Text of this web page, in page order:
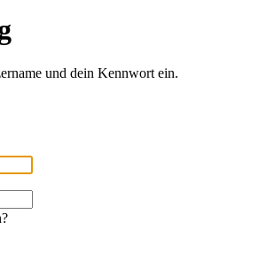
und dein Kennwort ein.